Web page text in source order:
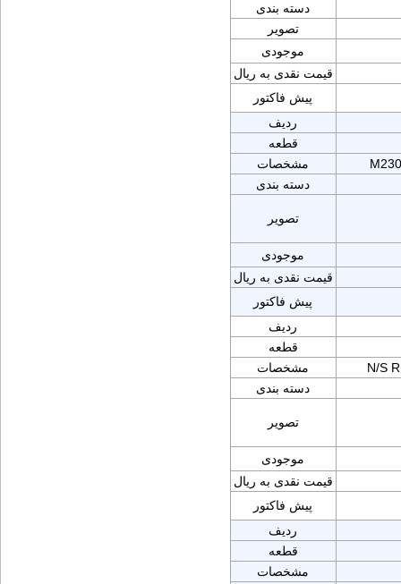
دسته بندی
تصویر
موجودی
قیمت نقدی به ریال
پیش فاکتور
ردیف
قطعه
مشخصات
دسته بندی
تصویر
موجودی
قیمت نقدی به ریال
پیش فاکتور
ردیف
قطعه
مشخصات
N/S
دسته بندی
تصویر
موجودی
قیمت نقدی به ریال
پیش فاکتور
ردیف
قطعه
مشخصات